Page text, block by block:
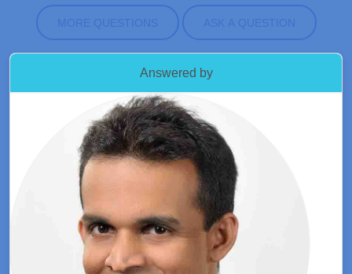
MORE QUESTIONS ASK A QUESTION
Answered by